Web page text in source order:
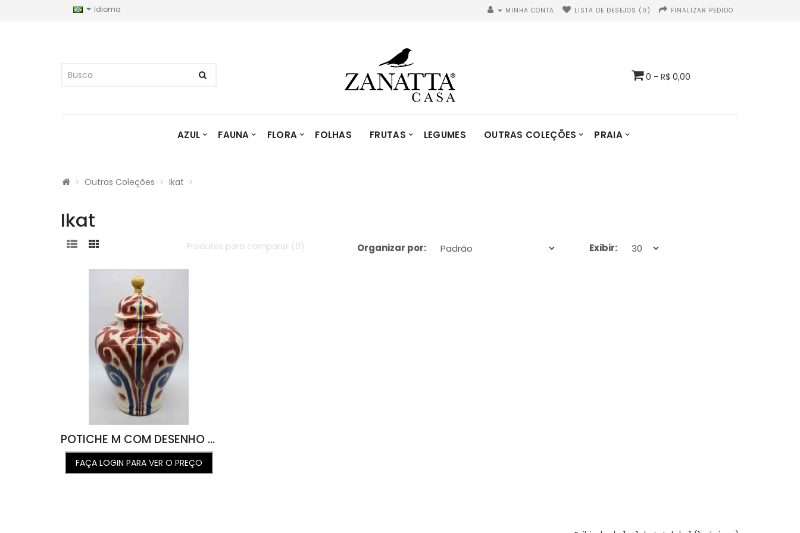
Idioma MINHA CONTA LISTA DE DESEJOS (0) FINALIZAR PEDIDO
0 - R$ 0,00
AZUL FAUNA FLORA FOLHAS FRUTAS LEGUMES OUTRAS COLEÇÕES PRAIA
Outras Coleções Ikat
Ikat
Produtos para comparar (0) Organizar por: Exibir:
POTICHE M COM DESENHO IKAT VERMELHO COM AZUL 30D X 45D
FAÇA LOGIN PARA VER O PREÇO